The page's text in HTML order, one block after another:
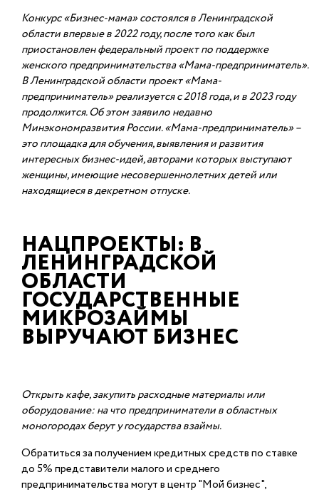
Конкурс «Бизнес-мама» состоялся в Ленинградской
области впервые в 2022 году, послетого как был
приостановлен федеральный проект по поддержке
женскогопредпринимательства «Мама-предприниматель».
В Ленинградской области проект«Мама-
предприниматель» реализуется с 2018 года, и в 2023 году
продолжится. Об этомзаявило недавно
Минэкономразвития России.«Мама-предприниматель» –
это площадка для обучения, выявления и развития
интересных бизнес-идей, авторами которых выступают
женщины, имеющиенесовершеннолетних детей или
находящиеся в декретном отпуске.
НАЦПРОЕКТЫ: В
ЛЕНИНГРАДСКОЙ
ОБЛАСТИ
ГОСУДАРСТВЕННЫЕ
МИКРОЗАЙМЫ
ВЫРУЧАЮТ БИЗНЕС
Открыть кафе, закупить расходные материалы или
оборудование: на чтопредприниматели в областных
моногородах берут у государства взаймы.
Обратиться за получением кредитных средств по ставке
до 5% представители малого и среднего
предпринимательства могут в центр "Мой бизнес",